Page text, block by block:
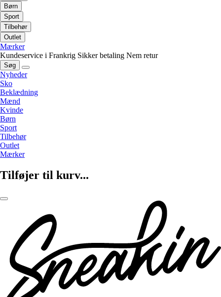
Børn
Sport
Tilbehør
Outlet
Mærker
Kundeservice i Frankrig Sikker betaling Nem retur
Søg
Nyheder
Sko
Beklædning
Mænd
Kvinde
Børn
Sport
Tilbehør
Outlet
Mærker
Tilføjer til kurv...